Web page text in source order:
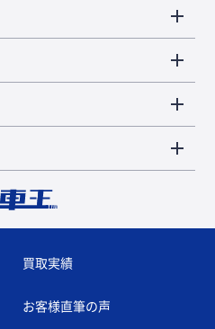
買取実績
お客様直筆の声